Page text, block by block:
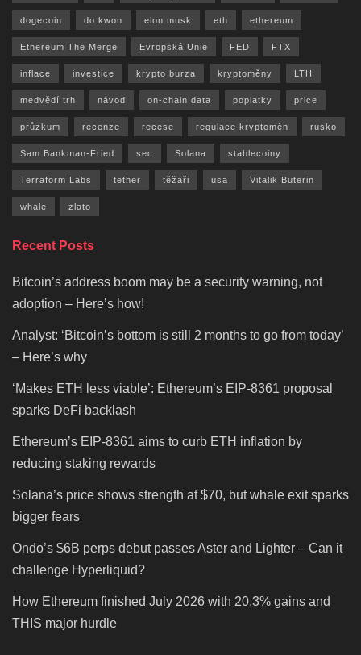
dogecoin do kwon elon musk eth ethereum
Ethereum The Merge Evropská Unie FED FTX
inflace investice krypto burza kryptoměny LTH
medvědí trh návod on-chain data poplatky price
průzkum recenze recese regulace kryptoměn rusko
Sam Bankman-Fried sec Solana stablecoiny
Terraform Labs tether těžaři usa Vitalik Buterin
whale zlato
Recent Posts
Bitcoin’s address boom may be a security warning, not
adoption – Here’s how!
Analyst: ‘Bitcoin’s bottom is still 2 months to go from today’
– Here’s why
‘Makes ETH less viable’: Ethereum’s EIP-8361 proposal
sparks DeFi backlash
Ethereum’s EIP-8361 aims to curb ETH inflation by
reducing staking rewards
Solana’s price shows strength at $70, but whale exit sparks
bigger fears
Ondo’s $6B perps debut passes Aster and Lighter – Can it
challenge Hyperliquid?
How Ethereum finished July 2026 with 20.3% gains and
THIS major hurdle